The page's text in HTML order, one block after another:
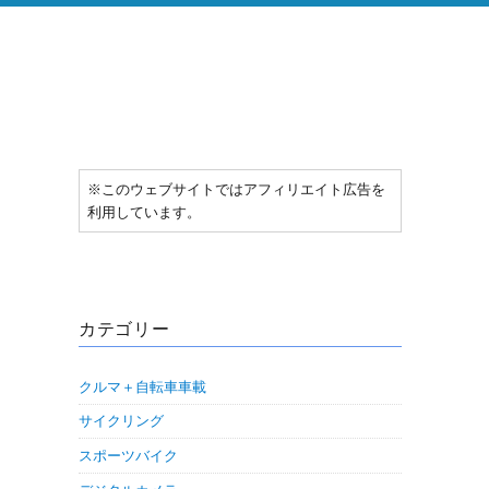
※このウェブサイトではアフィリエイト広告を
利用しています。
カテゴリー
クルマ＋自転車車載
サイクリング
スポーツバイク